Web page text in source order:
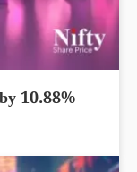
10.88%